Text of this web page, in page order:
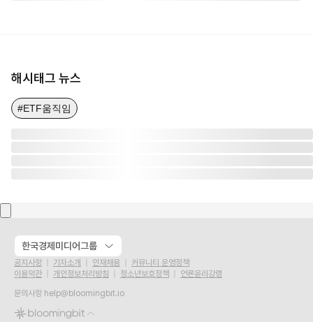
해시태그 뉴스
#ETF움직임
한국경제미디어그룹
공지사항 기자소개 인재채용
커뮤니티 운영정책
이용약관
개인정보처리방침 청소년보호정책
언론윤리강령
문의사항 help@bloomingbit.io